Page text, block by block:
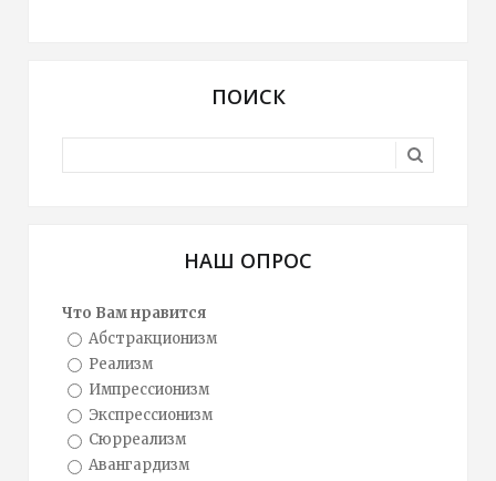
ПОИСК
НАШ ОПРОС
Что Вам нравится
Абстракционизм
Реализм
Импрессионизм
Экспрессионизм
Сюрреализм
Авангардизм